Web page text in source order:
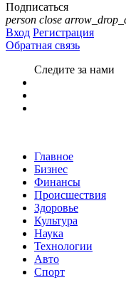
Подписаться
person close
Вход Регистрация
Обратная связь
Следите за нами
Главное
Бизнес
Финансы
Происшествия
Здоровье
Культура
Наука
Технологии
Авто
Спорт